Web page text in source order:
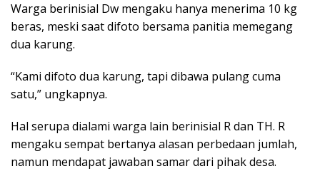
Warga berinisial Dw mengaku hanya menerima 10 kg
beras, meski saat difoto bersama panitia memegang
dua karung.
“Kami difoto dua karung, tapi dibawa pulang cuma
satu,” ungkapnya.
Hal serupa dialami warga lain berinisial R dan TH. R
mengaku sempat bertanya alasan perbedaan jumlah,
namun mendapat jawaban samar dari pihak desa.